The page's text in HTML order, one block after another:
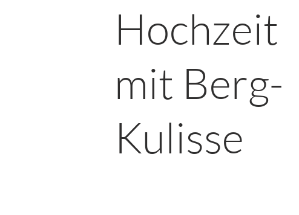
Hochzeit
mit Berg-
Kulisse